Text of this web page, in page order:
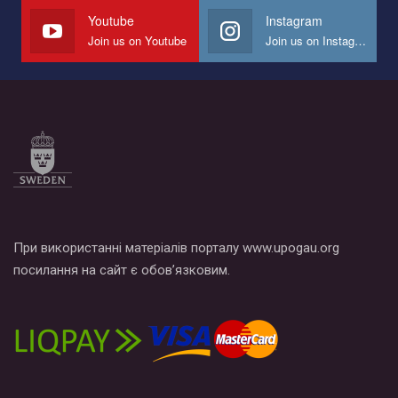
Youtube
Join us on Youtube
Instagram
Join us on Instagram
При використанні матеріалів порталу www.upogau.org
посилання на сайт є обов’язковим.